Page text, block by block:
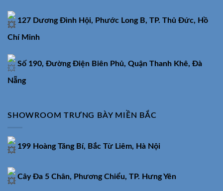
127 Dương Đình Hội, Phước Long B, TP. Thủ Đức, Hồ
Chí Minh
Số 190, Đường Điện Biên Phủ, Quận Thanh Khê, Đà
Nẵng
SHOWROOM TRƯNG BÀY MIỀN BẮC
199 Hoàng Tăng Bí, Bắc Từ Liêm, Hà Nội
Cây Đa 5 Chân, Phương Chiểu, TP. Hưng Yên